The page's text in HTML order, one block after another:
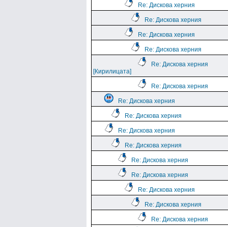
Re: Дискова херния
Re: Дискова херния
Re: Дискова херния
Re: Дискова херния
Re: Дискова херния
[Кирилицата]
Re: Дискова херния
Re: Дискова херния
Re: Дискова херния
Re: Дискова херния
Re: Дискова херния
Re: Дискова херния
Re: Дискова херния
Re: Дискова херния
Re: Дискова херния
Re: Дискова херния